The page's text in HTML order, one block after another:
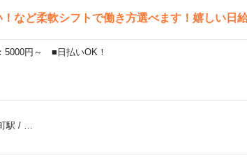
など柔軟シフトで働き方選べます！嬉しい日
5000円～ ■日払いOK！
駅 /